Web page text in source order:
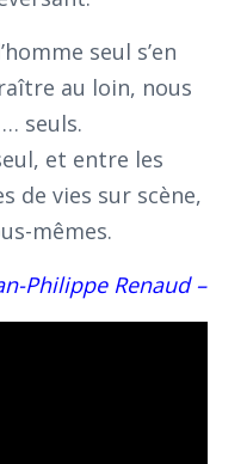
seul s’en
au loin, nous
seuls.
et entre les
de vies sur scène,
mêmes.
Philippe Renaud –